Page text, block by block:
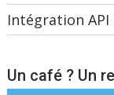
Intégration API
Un café ? Un